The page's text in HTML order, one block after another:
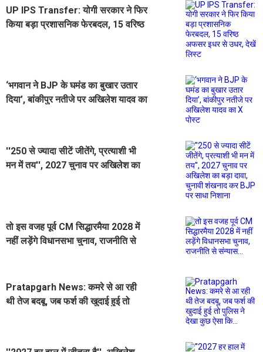
UP IPS Transfer: योगी सरकार ने फिर
किया बड़ा प्रशासनिक फेरबदल, 15 वरिष्ठ
‘भगवान ने BJP के घमंड का बुखार उतार
दिया’, बांकीपुर नतीजे पर अखिलेश यादव का
''250 से ज्यादा सीटें जीतेंगे, प्रत्याशी भी
मन में तय'', 2027 चुनाव पर अखिलेश का
तो इस वजह पूर्व CM सिद्धारमैया 2028 में
नहीं लड़ेंगे विधानसभा चुनाव, राजनीति से
Pratapgarh News: कमरे से आ रही
थी तेज बदबू, जब फर्श की खुदाई हुई तो